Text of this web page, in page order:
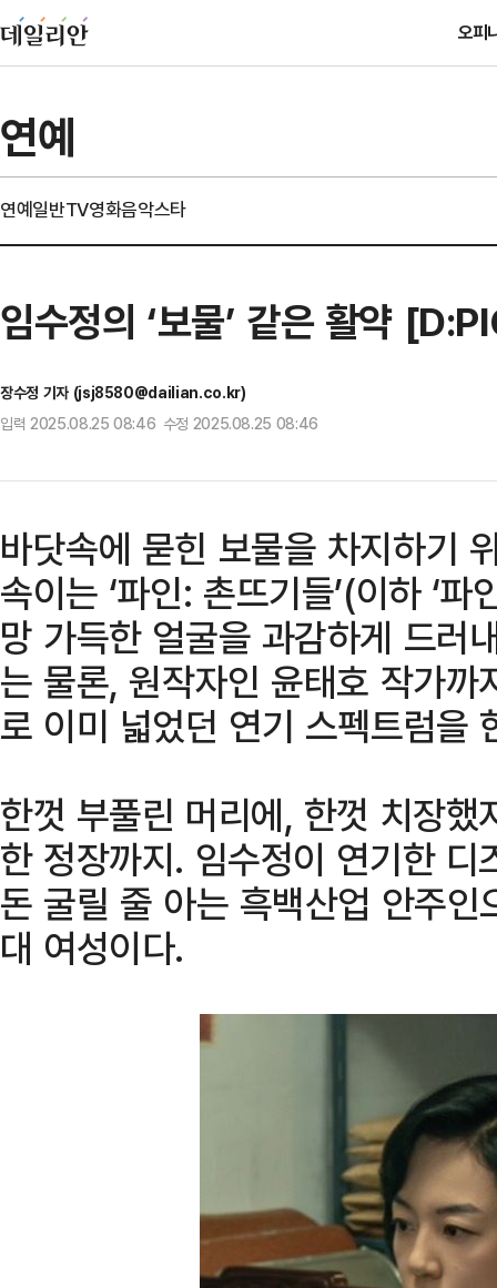
오피
연예
연예일반TV영화음악스타
임수정의 ‘보물’ 같은 활약
장수정 기자 (jsj8580@dailian.co.kr)
입력 2025.08.25 08:46 수정 2025.08.25 08:46
바닷속에 묻힌 보물을 차지하기
속이는 ‘파인: 촌뜨기들’(이하 ‘
망 가득한 얼굴을 과감하게 드러
는 물론, 원작자인 윤태호 작가
로 이미 넓었던 연기 스펙트럼을
한껏 부풀린 머리에, 한껏 치장했
한 정장까지. 임수정이 연기한 디
돈 굴릴 줄 아는 흑백산업 안주
대 여성이다.